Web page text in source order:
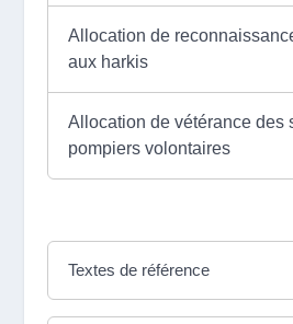
Allocation de
aux harkis
Allocation de vétérance des
pompiers volontaires
Textes de référence